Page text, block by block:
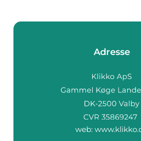
Adresse
web: